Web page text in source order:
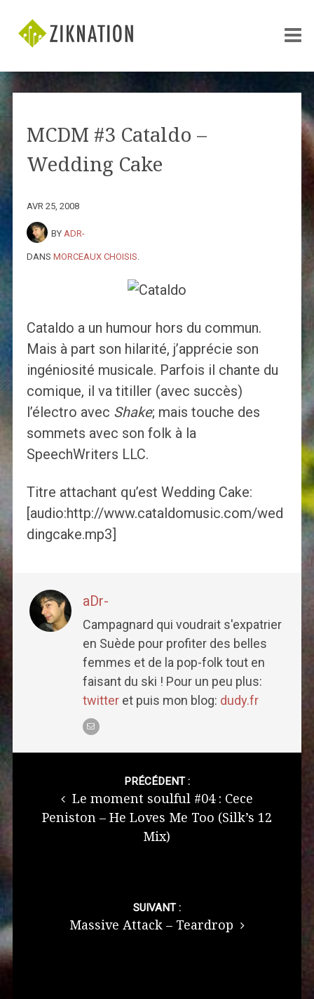
MCDM #3 Cataldo –
Wedding Cake
AVR 25, 2008
BY ADR-
DANS MORCEAUX CHOISIS
Cataldo a un humour hors du commun.
Mais à part son hilarité, j’apprécie son
ingéniosité musicale. Parfois il chante du
comique, il va titiller (avec succès)
l’électro avec Shake; mais touche des
sommets avec son folk à la
SpeechWriters LLC.
Titre attachant qu’est Wedding Cake:
[audio:http://www.cataldomusic.com/wed
dingcake.mp3]
aDr-
Campagnard qui voudrait s'expatrier
en Suède pour profiter des belles
femmes et de la pop-folk tout en
faisant du ski ! Pour un peu plus:
twitteret puis mon blog: dudy.fr
PRÉCÉDENT :
Le moment soulful #04 : Cece
Peniston – He Loves Me Too (Silk’s 12
Mix)
SUIVANT :
Massive Attack – Teardrop